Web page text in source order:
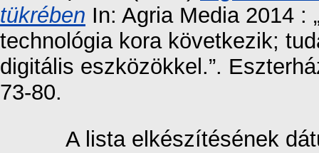
tükrében In: Agria Media 2014 :
technológia kora következik;
digitális eszközökkel.”.
73-80.
A lista elkészítésének